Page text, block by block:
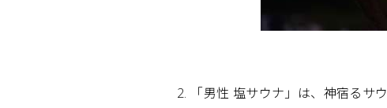
2. 「男性 塩サウナ」は、神宿るサ